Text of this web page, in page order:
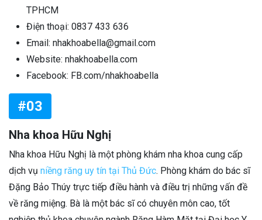
TPHCM
Điện thoại: 0837 433 636
Email: nhakhoabella@gmail.com
Website: nhakhoabella.com
Facebook: FB.com/nhakhoabella
#03
Nha khoa Hữu Nghị
Nha khoa Hữu Nghị là một phòng khám nha khoa cung cấp
dịch vụ niềng răng uy tín tại Thủ Đức. Phòng khám do bác sĩ
Đặng Bảo Thúy trực tiếp điều hành và điều trị những vấn đề
về răng miệng. Bà là một bác sĩ có chuyên môn cao, tốt